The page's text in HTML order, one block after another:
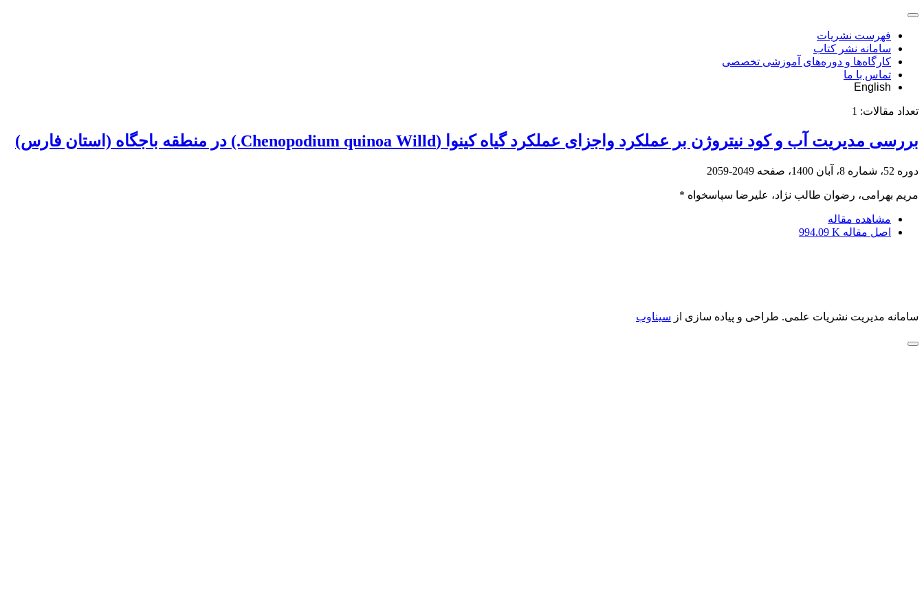
فهرست نشریات
سامانه نشر کتاب
کارگاه‌ها و دوره‌های آموزشی تخصصی
تماس با ما
English
تعداد مقالات: 1
بررسی مدیریت آب و کود نیتروژن بر عملکرد واجزای عملکرد گیاه کینوا (Chenopodium quinoa Willd.) در منطقه باجگاه (استان فارس)
دوره 52، شماره 8، آبان 1400، صفحه 2049-2059
مریم بهرامی، رضوان طالب نژاد، علیرضا سپاسخواه *
مشاهده مقاله
اصل مقاله 994.09 K
سامانه مدیریت نشریات علمی. طراحی و پیاده سازی از سیناوب